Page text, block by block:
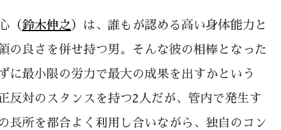
（鈴木伸之 ）は、誰もが認める高い身体能力と
の良さを併せ持つ男。そんな彼の相棒となった
に最小限の労力で最大の成果を出すかという
反対のスタンスを持つ2人だが、管内で発生す
長所を都合よく利用し合いながら、独自のコン